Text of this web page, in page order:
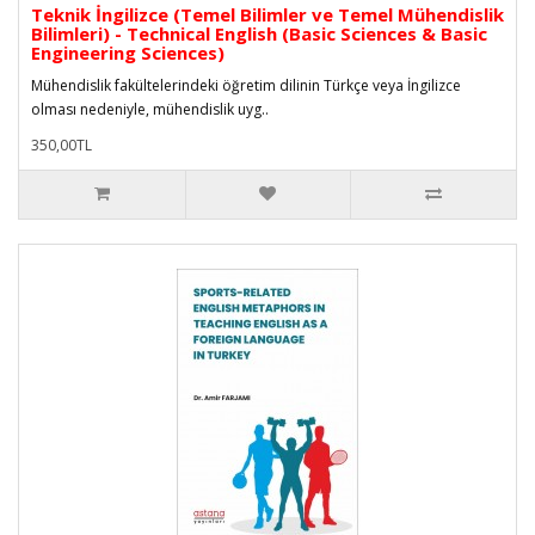
Teknik İngilizce (Temel Bilimler ve Temel Mühendislik
Bilimleri) - Technical English (Basic Sciences & Basic
Engineering Sciences)
Mühendislik fakültelerindeki öğretim dilinin Türkçe veya İngilizce
olması nedeniyle, mühendislik uyg..
350,00TL